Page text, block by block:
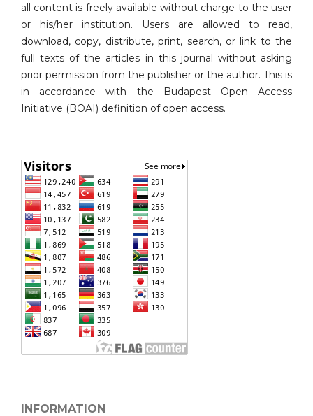
all content is freely available without charge to the user
or his/her institution. Users are allowed to read,
download, copy, distribute, print, search, or link to the
full texts of the articles in this journal without asking
prior permission from the publisher or the author. This is
in accordance with the Budapest Open Access
Initiative (BOAI) definition of open access.
INFORMATION